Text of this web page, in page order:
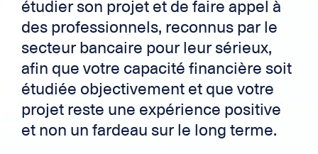
étudier son projet et de faire appel à
des professionnels, reconnus par le
secteur bancaire pour leur sérieux,
afin que votre capacité financière soit
étudiée objectivement et que votre
projet reste une expérience positive
et non un fardeau sur le long terme.